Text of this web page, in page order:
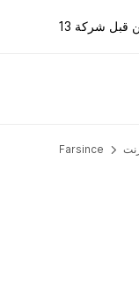
Farsince